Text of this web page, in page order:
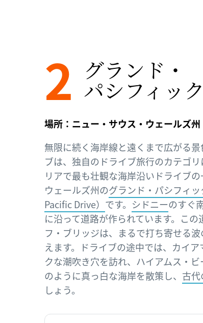
2 グランド・
パシフィッ
場所：ニュー・サウス・ウェールズ州
無限に続く海岸線と遠くまで広がる
ブは、独自のドライブ旅行のカテゴ
リアで最も壮観な海岸沿いドライブ
ウェールズ州のグランド・パシフィ
Pacific Drive） です。 シドニーのすぐ
に沿って道路が作られています。こ
フ・ブリッジは、まるで打ち寄せる
えます。ドライブの途中では、カイ
クな潮吹き穴を訪れ、ハイアムス・
のように真っ白な海岸を散策し、 古
しょう。